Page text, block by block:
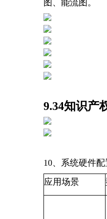
图、能流图。
9.34知识产
10、系统硬件配
应用场景